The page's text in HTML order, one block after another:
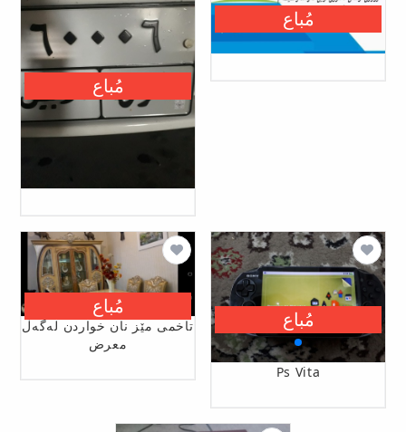
مُباع
مُباع
Ps Vita
مُباع
تاخمی مێز نان خواردن لەگەڵ
معرض
مُباع